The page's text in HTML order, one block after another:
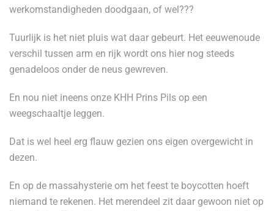
werkomstandigheden doodgaan, of wel???
Tuurlijk is het niet pluis wat daar gebeurt. Het eeuwenoude
verschil tussen arm en rijk wordt ons hier nog steeds
genadeloos onder de neus gewreven.
En nou niet ineens onze KHH Prins Pils op een
weegschaaltje leggen.
Dat is wel heel erg flauw gezien ons eigen overgewicht in
dezen.
En op de massahysterie om het feest te boycotten hoeft
niemand te rekenen. Het merendeel zit daar gewoon niet op